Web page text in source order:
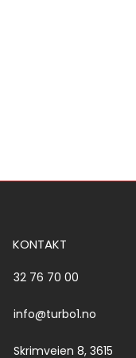
KONTAKT
32 76 70 00
info@turbo1.no
Skrimveien 8, 3615